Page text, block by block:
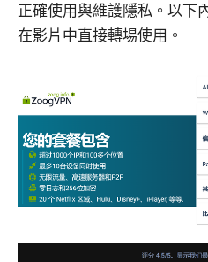
正確使用與維護隱私。以下
在影片中直接轉場使用。